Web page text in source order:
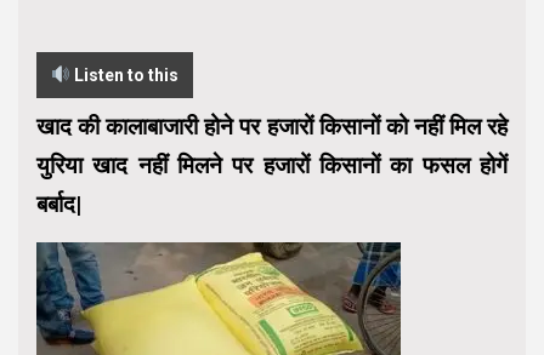
Listen to this
खाद की कालाबाजारी होने पर हजारों किसानों को नहीं मिल रहे
युरिया खाद नहीं मिलने पर हजारों किसानों का फसल होगें
बर्बाद|